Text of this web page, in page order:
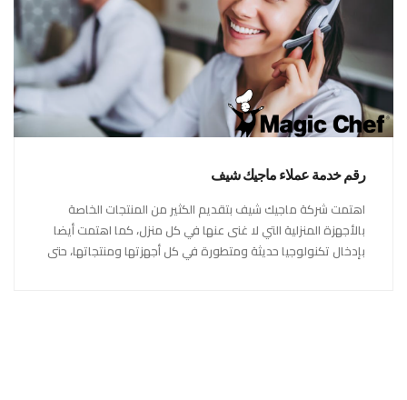
رقم خدمة عملاء ماجيك شيف
اهتمت شركة ماجيك شيف بتقديم الكثير من المنتجات الخاصة
بالأجهزة المنزلية التي لا غنى عنها في كل منزل، كما اهتمت أيضا
بإدخال تكنولوجيا حديثة ومتطورة في كل أجهزتها ومنتجاتها، حتى